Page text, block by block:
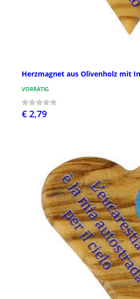
Herzmagnet aus Olivenholz mit
VORRÄTIG
€ 2,79